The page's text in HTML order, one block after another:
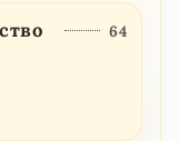
64